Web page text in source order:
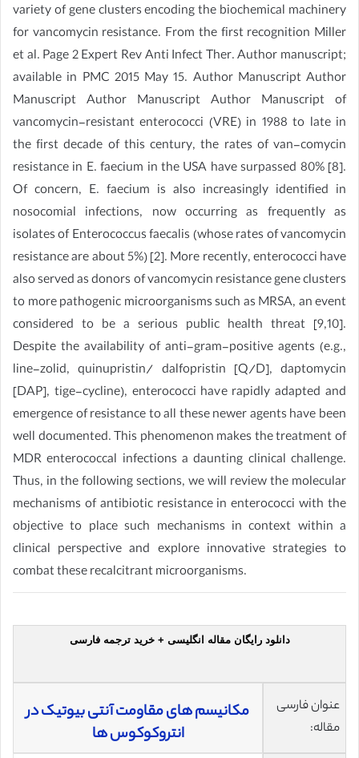
variety of gene clusters encoding the biochemical machinery
for vancomycin resistance. From the first recognition Miller
et al. Page 2 Expert Rev Anti Infect Ther. Author manuscript;
available in PMC 2015 May 15. Author Manuscript Author
Manuscript Author Manuscript Author Manuscript of
vancomycin-resistant enterococci (VRE) in 1988 to late in
the first decade of this century, the rates of van-comycin
resistance in E. faecium in the USA have surpassed 80% [8].
Of concern, E. faecium is also increasingly identified in
nosocomial infections, now occurring as frequently as
isolates of Enterococcus faecalis (whose rates of vancomycin
resistance are about 5%) [2]. More recently, enterococci have
also served as donors of vancomycin resistance gene clusters
to more pathogenic microorganisms such as MRSA, an event
considered to be a serious public health threat [9,10].
Despite the availability of anti-gram-positive agents (e.g.,
line-zolid, quinupristin/ dalfopristin [Q/D], daptomycin
[DAP], tige-cycline), enterococci have rapidly adapted and
emergence of resistance to all these newer agents have been
well documented. This phenomenon makes the treatment of
MDR enterococcal infections a daunting clinical challenge.
Thus, in the following sections, we will review the molecular
mechanisms of antibiotic resistance in enterococci with the
objective to place such mechanisms in context within a
clinical perspective and explore innovative strategies to
combat these recalcitrant microorganisms.
دانلود رایگان مقاله انگلیسی + خرید ترجمه فارسی
عنوان فارسی
مقاله:
مکانیسم های مقاومت آنتی بیوتیک در
انتروکوکوس ها